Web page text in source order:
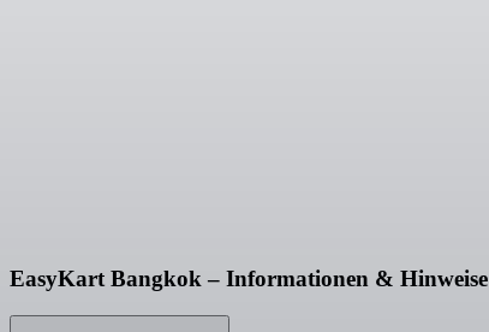
EasyKart Bangkok – Informationen & Hinweise